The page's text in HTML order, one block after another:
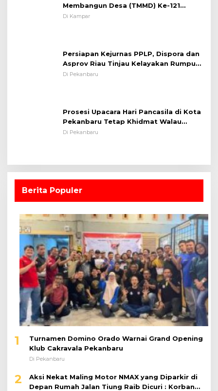
Membangun Desa (TMMD) Ke-121
Kodim 0313/KPR Tahun 2024) ?
Di Kampar
Persiapan Kejurnas PPLP, Dispora dan
Asprov Riau Tinjau Kelayakan Rumput
Lapangan Sepakbola
Di Pekanbaru
Prosesi Upacara Hari Pancasila di Kota
Pekanbaru Tetap Khidmat Walau
Dalam Ruangan
Di Pekanbaru
Berita Populer
1
Turnamen Domino Orado Warnai Grand Opening
Klub Cakravala Pekanbaru
Di Pekanbaru
2
Aksi Nekat Maling Motor NMAX yang Diparkir di
Depan Rumah Jalan Tiung Raib Dicuri : Korban